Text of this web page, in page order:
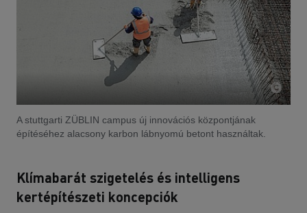
A stuttgarti ZÜBLIN campus új innovációs központjának
építéséhez alacsony karbon lábnyomú betont használtak.
Klímabarát szigetelés és intelligens
kertépítészeti koncepciók